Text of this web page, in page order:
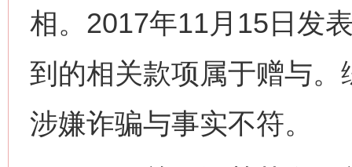
相。2017年11月15日发
到的相关款项属于赠与
涉嫌诈骗与事实不符。